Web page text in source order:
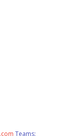
Teams: